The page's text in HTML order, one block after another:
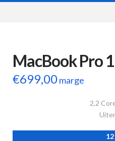
MacBook Pro
€699,00marge
2,2